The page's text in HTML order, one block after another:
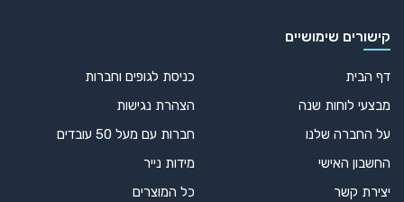
קישורים שימושיים
דף הבית
מבצעי לוחות שנה
על החברה שלנו
החשבון האישי
יצירת קשר
כניסת לגופים וחברות
הצהרת נגישות
חברות עם מעל 50 עובדים
מידות נייר
כל המוצרים